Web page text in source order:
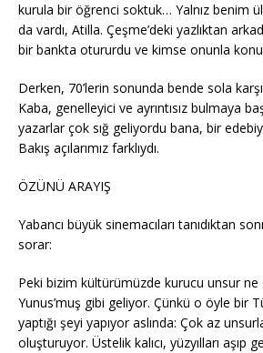
kurula bir öğrenci soktuk… Yalnız benim
da vardı, Atilla. Çeşme’deki yazlıktan
bir bankta otururdu ve kimse onunla
Derken, 70’lerin sonunda bende sola
Kaba, genelleyici ve ayrıntısız bulmaya
yazarlar çok sığ geliyordu bana, bir
Bakış açılarımız farklıydı.
ÖZÜNÜ ARAYIŞ
Yabancı büyük sinemacıları tanıdıktan
sorar:
Peki bizim kültürümüzde kurucu unsur ne
Yunus’muş gibi geliyor. Çünkü o öyle bir
yaptığı şeyi yapıyor aslında: Çok az
oluşturuyor. Üstelik kalıcı, yüzyılları aşıp